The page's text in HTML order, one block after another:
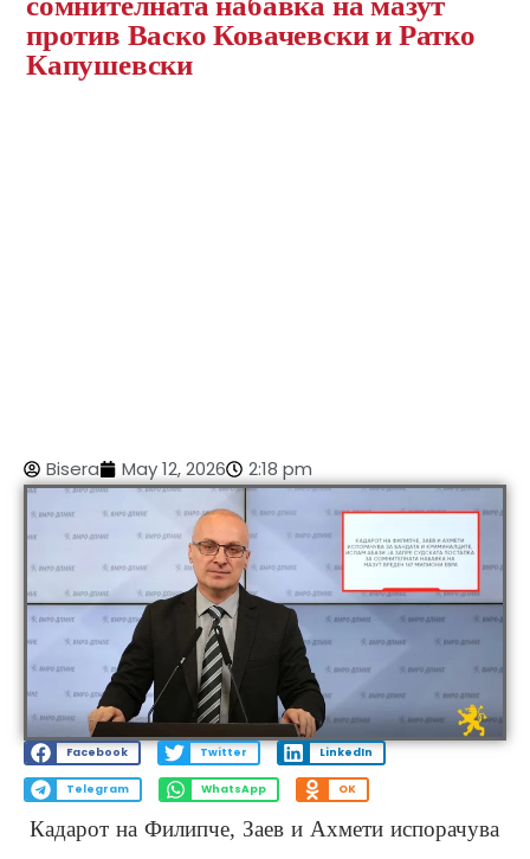
против Васко Ковачевски и Ратко
Капушевски
Bisera May 12, 2026 2:18 pm
Facebook Twitter LinkedIn
Telegram WhatsApp OK
Кадарот на Филипче, Заев и Ахмети испорачува